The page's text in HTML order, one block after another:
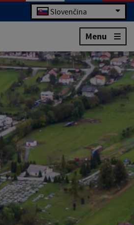
Slovenčina
Menu